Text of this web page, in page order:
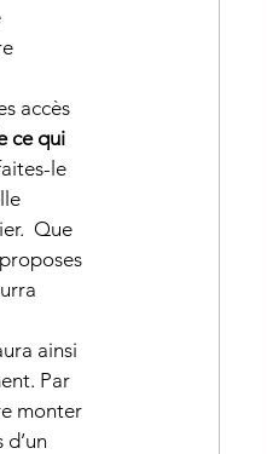
accès
ce qui
le
Que
ainsi
Par
monter